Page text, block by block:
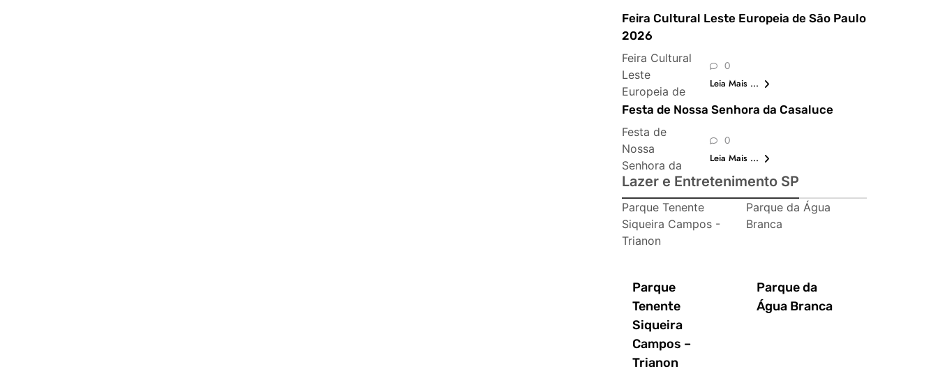
Feira Cultural Leste Europeia de São Paulo
2026
Feira Cultural
Leste
Europeia de
São Paulo
0
Leia Mais ...
Festa de Nossa Senhora da Casaluce
Festa de
Nossa
Senhora da
Casaluce
0
Leia Mais ...
Lazer e Entretenimento SP
Parque Tenente
Siqueira Campos -
Trianon
Parque
Tenente
Siqueira
Campos –
Trianon
Parque da Água
Branca
Parque da
Água Branca